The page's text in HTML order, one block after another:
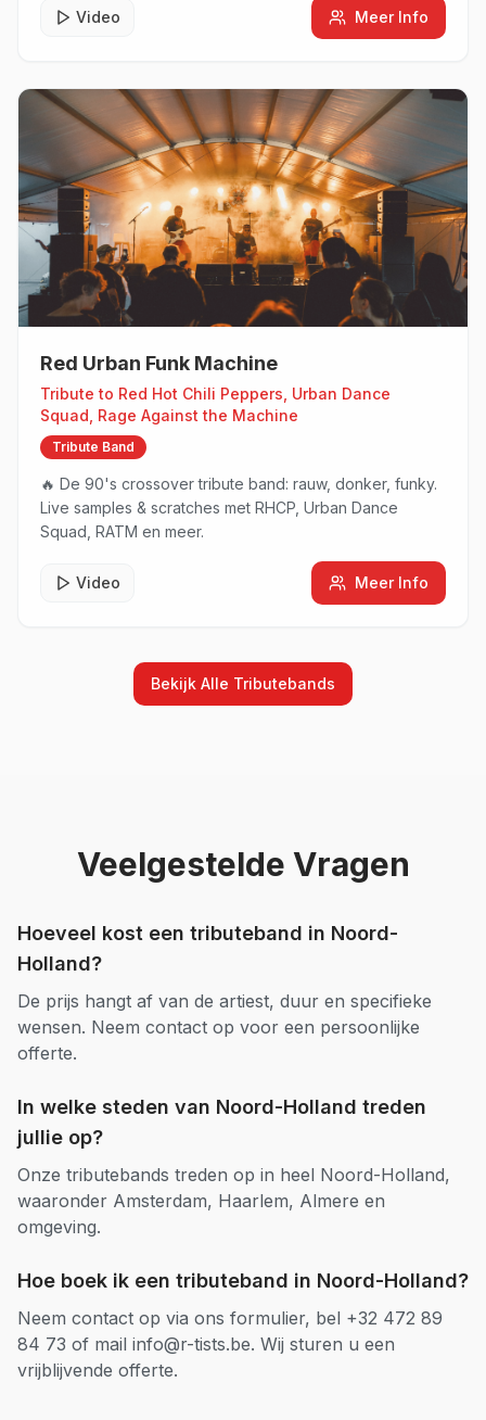
Video Meer Info
Red Urban Funk Machine
Tribute to Red Hot Chili Peppers, Urban Dance
Squad, Rage Against the Machine
Tribute Band
🔥 De 90's crossover tribute band: rauw, donker, funky.
Live samples & scratches met RHCP, Urban Dance
Squad, RATM en meer.
Video Meer Info
Bekijk Alle Tributebands
Veelgestelde Vragen
Hoeveel kost een tributeband in Noord-
Holland?
De prijs hangt af van de artiest, duur en specifieke
wensen. Neem contact op voor een persoonlijke
offerte.
In welke steden van Noord-Holland treden
jullie op?
Onze tributebands treden op in heel Noord-Holland,
waaronder Amsterdam, Haarlem, Almere en
omgeving.
Hoe boek ik een tributeband in Noord-Holland?
Neem contact op via ons formulier, bel +32 472 89
84 73 of mail info@r-tists.be. Wij sturen u een
vrijblijvende offerte.